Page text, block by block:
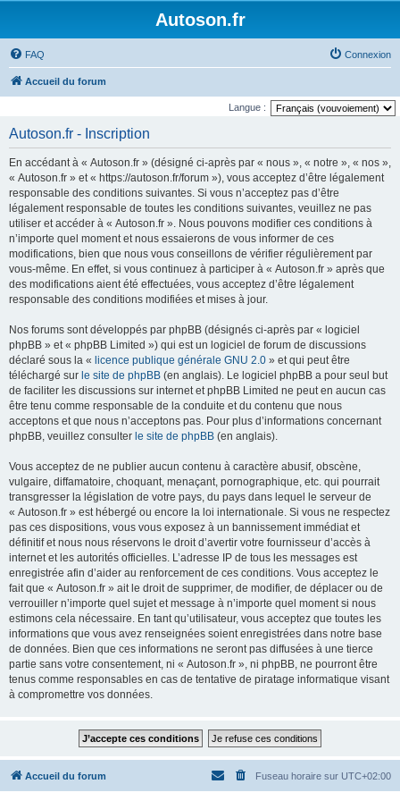
Autoson.fr
FAQ Connexion
Accueil du forum
Langue :
Autoson.fr - Inscription
En accédant à « Autoson.fr » (désigné ci-après par « nous », « notre », « nos »,
« Autoson.fr » et « https://autoson.fr/forum »), vous acceptez d’être légalement
responsable des conditions suivantes. Si vous n’acceptez pas d’être
légalement responsable de toutes les conditions suivantes, veuillez ne pas
utiliser et accéder à « Autoson.fr ». Nous pouvons modifier ces conditions à
n’importe quel moment et nous essaierons de vous informer de ces
modifications, bien que nous vous conseillons de vérifier régulièrement par
vous-même. En effet, si vous continuez à participer à « Autoson.fr » après que
des modifications aient été effectuées, vous acceptez d’être légalement
responsable des conditions modifiées et mises à jour.
Nos forums sont développés par phpBB (désignés ci-après par « logiciel
phpBB » et « phpBB Limited ») qui est un logiciel de forum de discussions
déclaré sous la « licence publique générale GNU 2.0 » et qui peut être
téléchargé sur le site de phpBB (en anglais). Le logiciel phpBB a pour seul but
de faciliter les discussions sur internet et phpBB Limited ne peut en aucun cas
être tenu comme responsable de la conduite et du contenu que nous
acceptons et que nous n’acceptons pas. Pour plus d’informations concernant
phpBB, veuillez consulter le site de phpBB (en anglais).
Vous acceptez de ne publier aucun contenu à caractère abusif, obscène,
vulgaire, diffamatoire, choquant, menaçant, pornographique, etc. qui pourrait
transgresser la législation de votre pays, du pays dans lequel le serveur de
« Autoson.fr » est hébergé ou encore la loi internationale. Si vous ne respectez
pas ces dispositions, vous vous exposez à un bannissement immédiat et
définitif et nous nous réservons le droit d’avertir votre fournisseur d’accès à
internet et les autorités officielles. L’adresse IP de tous les messages est
enregistrée afin d’aider au renforcement de ces conditions. Vous acceptez le
fait que « Autoson.fr » ait le droit de supprimer, de modifier, de déplacer ou de
verrouiller n’importe quel sujet et message à n’importe quel moment si nous
estimons cela nécessaire. En tant qu’utilisateur, vous acceptez que toutes les
informations que vous avez renseignées soient enregistrées dans notre base
de données. Bien que ces informations ne seront pas diffusées à une tierce
partie sans votre consentement, ni « Autoson.fr », ni phpBB, ne pourront être
tenus comme responsables en cas de tentative de piratage informatique visant
à compromettre vos données.
Accueil du forum Fuseau horaire sur UTC+02:00